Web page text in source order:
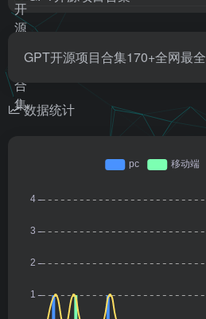
GPT开源项目合集170+全网最全
数据统计